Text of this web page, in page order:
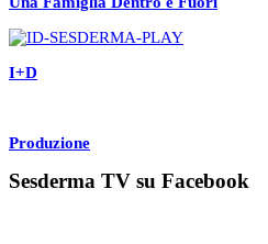
I+D
Produzione
Sesderma TV su Facebook